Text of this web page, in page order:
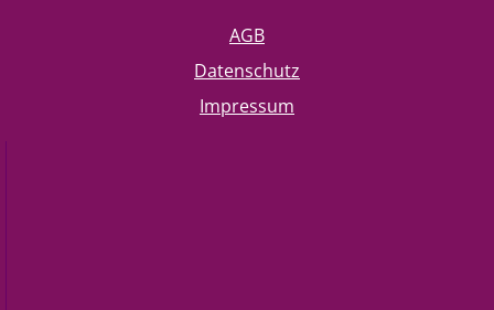
AGB
Datenschutz
Impressum